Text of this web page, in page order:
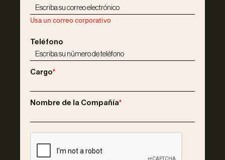
Usa un correo corporativo
Teléfono
Cargo*
Nombre de la Compañía*